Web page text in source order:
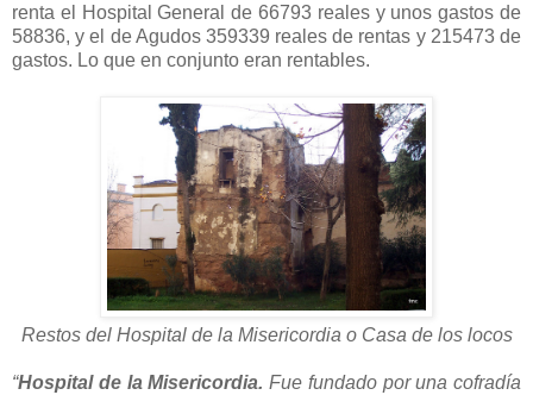
renta el Hospital General de 66793 reales y unos gastos de
58836, y el de Agudos 359339 reales de rentas y 215473 de
gastos. Lo que en conjunto eran rentables.
Restos del Hospital de la Misericordia o Casa de los locos
“Hospital de la Misericordia. Fue fundado por una cofradía